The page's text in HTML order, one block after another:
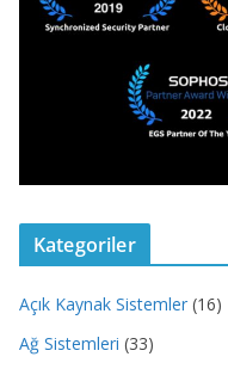
Kategoriler
Açık Kaynak Sistemler (16)
Ağ Sistemleri (33)